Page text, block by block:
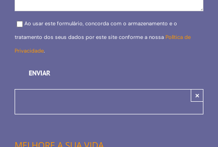
Please leave this field empty.
Ao usar este formulário, concorda com o armazenamento e o
tratamento dos seus dados por este site conforme a nossa Política de
Privacidade.
×